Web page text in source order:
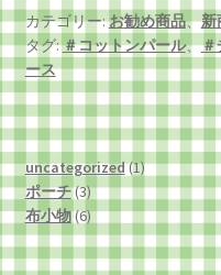
カテゴリー:お勧め商品、新
タグ:＃コットンパール、＃
ース
uncategorized 11
個
の
商
品
ポーチ 33
個
の
商
布小物 66
個
の